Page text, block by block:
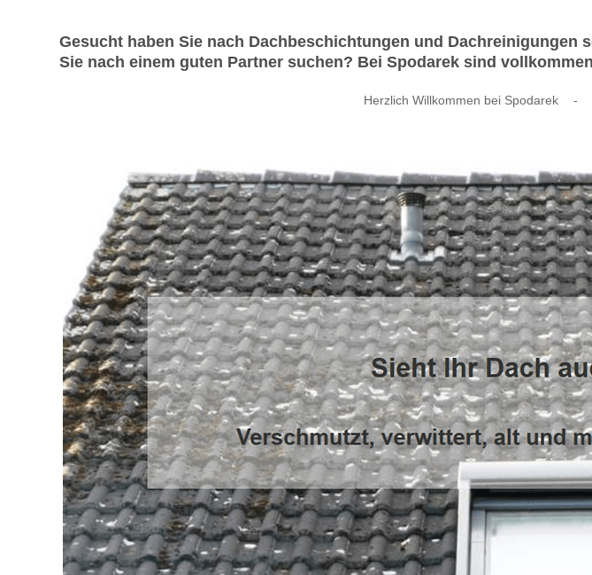
Gesucht haben Sie nach Dachbeschichtungen und
Sie nach einem guten Partner suchen? Bei Spodarek sind
Herzlich Willkommen bei Spodarek -